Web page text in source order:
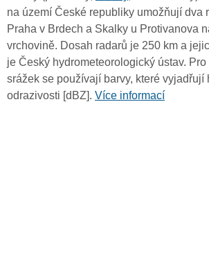
na území České republiky umožňují dva
Praha v Brdech a Skalky u Protivanova
vrchovině. Dosah radarů je 250 km a
je Český hydrometeorologický ústav.
srážek se používají barvy, které vyjadřují
odrazivosti [dBZ]. Více informací